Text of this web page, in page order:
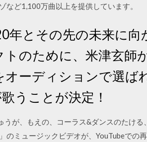
など1,100万曲以上を提供しています。
年とその先の未来に
のために、米津玄師
ーディションで選ば
うことが決定！
が、もえの、コーラス&ダンスのたける
のミュージックビデオが、YouTubeでの